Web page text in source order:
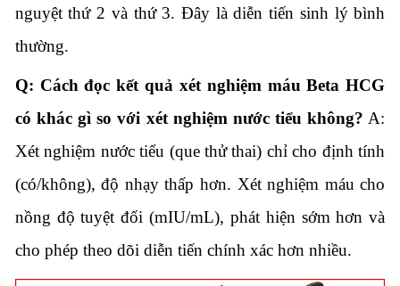
nguyệt thứ 2 và thứ 3. Đây là diễn tiến sinh lý bình
thường.
Q: Cách đọc kết quả xét nghiệm máu Beta HCG
có khác gì so với xét nghiệm nước tiểu không? A:
Xét nghiệm nước tiểu (que thử thai) chỉ cho định tính
(có/không), độ nhạy thấp hơn. Xét nghiệm máu cho
nồng độ tuyệt đối (mIU/mL), phát hiện sớm hơn và
cho phép theo dõi diễn tiến chính xác hơn nhiều.